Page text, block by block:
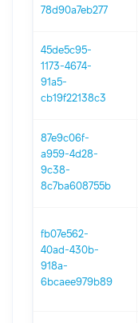
78d90a7eb277
45de5c95-
1173-4674-
91a5-
cb19f22138c3
87e9c06f-
a959-4d28-
9c38-
8c7ba608755b
fb07e562-
40ad-430b-
918a-
6bcaee979b89